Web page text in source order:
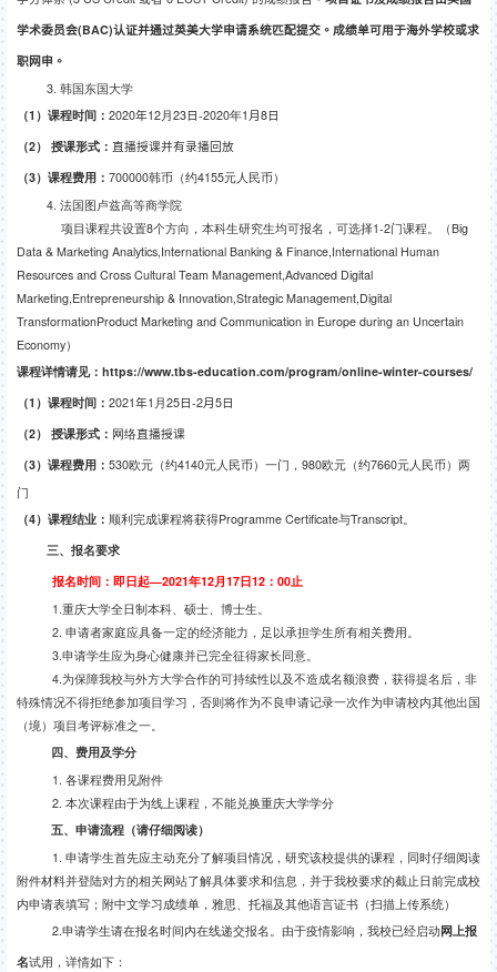
学术委员会(BAC)认证并通过英美大学申请系统匹配提交。成绩单可用于海外学校或求
职网申。
3. 韩国东国大学
（1 ）课程时间： 2020年12月23日-2020年1 月8日
（2） 授课形式： 直播授课并有录播回放
（3）课程费用： 700000韩币（约4155元人民币）
4. 法国图卢兹高等商学院
项目课程共设置8个方向，本科生研究生均可报名，可选择1-2门课程。（Big
Data & Marketing Analytics,International Banking & Finance,International Human
Resources and Cross Cultural Team Management,Advanced Digital
Marketing,Entrepreneurship & Innovation,Strategic Management,Digital
TransformationProduct Marketing and Communication in Europe during an Uncertain
Economy）
课程详情请见： https://www.tbs-education.com/program/online-winter-courses/
（1 ）课程时间： 2021年1 月25日-2月5日
（2） 授课形式： 网络直播授课
（3）课程费用： 530欧元（约4140元人民币）一门， 980欧元（约7660元人民币）两
门
（4）课程结业： 顺利完成课程将获得Programme Certificate与Transcript。
三、报名要求
报名时间：即日起—2021年12月17日12： 00止
1.重庆大学全日制本科、硕士、博士生。
2. 申请者家庭应具备一定的经济能力，足以承担学生所有相关费用。
3.申请学生应为身心健康并已完全征得家长同意。
4.为保障我校与外方大学合作的可持续性以及不造成名额浪费，获得提名后，非
特殊情况不得拒绝参加项目学习，否则将作为不良申请记录一次作为申请校内其他出国
（境）项目考评标准之一。
四、费用及学分
1. 各课程费用见附件
2. 本次课程由于为线上课程，不能兑换重庆大学学分
五、申请流程（请仔细阅读）
1. 申请学生首先应主动充分了解项目情况，研究该校提供的课程，同时仔细阅读
附件材料并登陆对方的相关网站了解具体要求和信息，并于我校要求的截止日前完成校
内申请表填写；附中文学习成绩单，雅思、托福及其他语言证书（扫描上传系统）
2.申请学生请在报名时间内在线递交报名。由于疫情影响，我校已经启动网上报
名试用，详情如下：